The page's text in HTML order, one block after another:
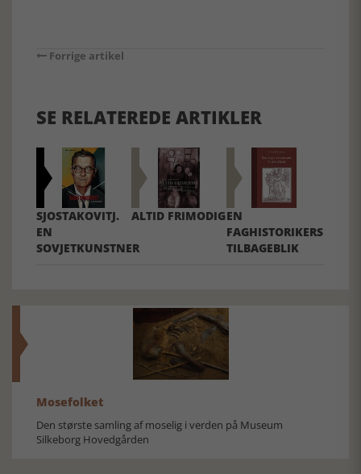
Forrige artikel
SE RELATEREDE ARTIKLER
SJOSTAKOVITJ.
EN
SOVJETKUNSTNER
ALTID FRIMODIGEN
FAGHISTORIKERS
TILBAGEBLIK
Mosefolket
Den største samling af moselig i verden på Museum
Silkeborg Hovedgården